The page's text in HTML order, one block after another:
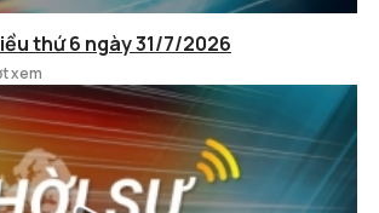
thứ 6 ngày 31/7/2026
xem